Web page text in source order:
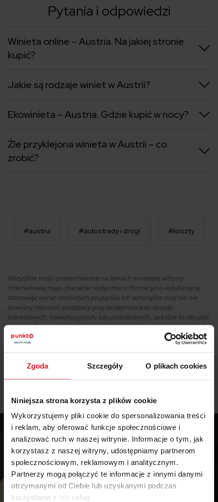
Zgoda Szczegóły O plikach cookies
Niniejsza strona korzysta z plików cookie
Wykorzystujemy pliki cookie do spersonalizowania treści
i reklam, aby oferować funkcje społecznościowe i
analizować ruch w naszej witrynie. Informacje o tym, jak
korzystasz z naszej witryny, udostępniamy partnerom
społecznościowym, reklamowym i analitycznym.
Partnerzy mogą połączyć te informacje z innymi danymi
otrzymanymi od Ciebie lub uzyskanymi podczas
korzystania z ich usług.
Pytania i odpowiedzi
Winieta online – Austria. Na jakiej stronie
kupić?
Jakie są rodzaje winiet w Austrii?
Ekowinieta – Austria. Gdzie kupić w nocy?
Źle przyklejona winieta w Austrii – co
zrobić?
#austria #autostrady i drogi #koszty
Wszystkie treści prezentowane na łamach niniejszej witryny
internetowej mają charakter wyłącznie informacyjno-edukacyjny,
stanowiąc wyraz osobistych poglądów ich autora/ów oraz nie nie
powinny stanowić podstawy przy podejmowaniu decyzji
biznesowych, inwestycyjnych, lub podatkowych, za które to decyzje
właściciel strony internetowej ani autorzy nie ponoszą jakiejkolwiek
odpowiedzialności.
Podobne artykuły